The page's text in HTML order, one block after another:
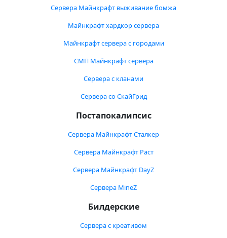
Сервера Майнкрафт выживание бомжа
Майнкрафт хардкор сервера
Майнкрафт сервера с городами
СМП Майнкрафт сервера
Сервера с кланами
Сервера со СкайГрид
Постапокалипсис
Сервера Майнкрафт Сталкер
Сервера Майнкрафт Раст
Сервера Майнкрафт DayZ
Сервера MineZ
Билдерские
Сервера с креативом